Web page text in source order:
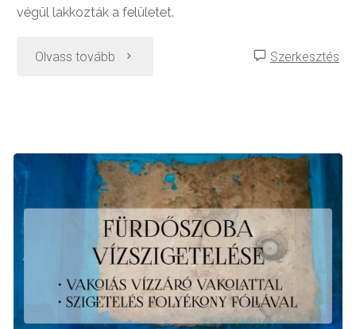
végül lakkozták a felületet.
Olvass tovább "Parkettafelújítás:
lakkozás"
Szerkesztés